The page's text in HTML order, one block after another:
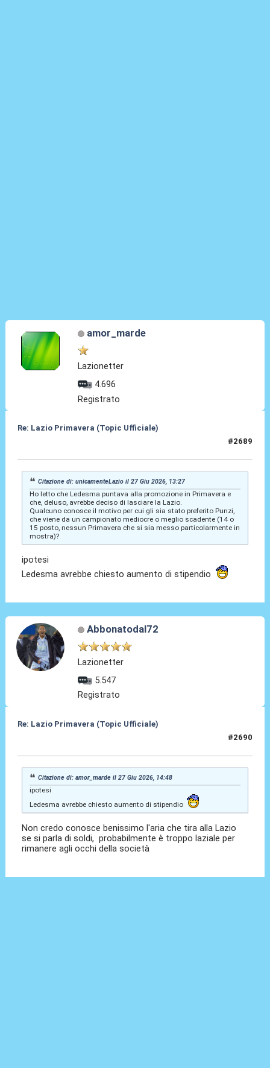
amor_marde
Lazionetter
4.696
Registrato
Re: Lazio Primavera (Topic Ufficiale)
#2689
Citazione di: unicamenteLazio il 27 Giu 2026, 13:27
Ho letto che Ledesma puntava alla promozione in Primavera e
che, deluso, avrebbe deciso di lasciare la Lazio.
Qualcuno conosce il motivo per cui gli sia stato preferito Punzi,
che viene da un campionato mediocre o meglio scadente (14 o
15 posto, nessun Primavera che si sia messo particolarmente in
mostra)?
ipotesi
Ledesma avrebbe chiesto aumento di stipendio
Abbonatodal72
Lazionetter
5.547
Registrato
Re: Lazio Primavera (Topic Ufficiale)
#2690
Citazione di: amor_marde il 27 Giu 2026, 14:48
ipotesi
Ledesma avrebbe chiesto aumento di stipendio
Non credo conosce benissimo l'aria che tira alla Lazio
se si parla di soldi, probabilmente è troppo laziale per
rimanere agli occhi della società